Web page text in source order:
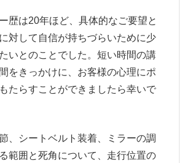
歴は20年ほど、具体的なご要望と
対して自信が持ちづらいために少
いとのことでした。短い時間の講
をきっかけに、お客様の心理にポ
たらすことができましたら幸いで
、シートベルト装着、ミラーの調
範囲と死角について、走行位置の